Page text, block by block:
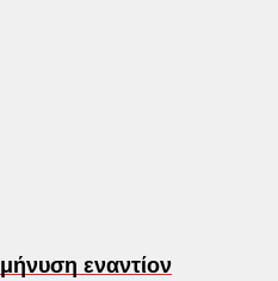
μήνυση εναντίον